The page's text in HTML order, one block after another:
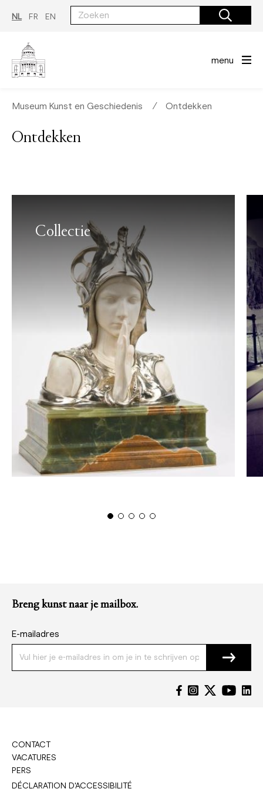
inhoud
gaan
NL FR EN
menu
Museum Kunst en Geschiedenis ∕ Ontdekken
Ontdekken
Collectie
Breng kunst naar je mailbox.
E-mailadres
CONTACT
VACATURES
PERS
DÉCLARATION D'ACCESSIBILITÉ